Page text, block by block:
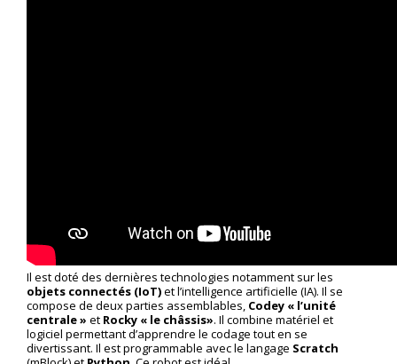
Il est doté des dernières technologies notamment sur les
objets connectés (IoT)et l’intelligence artificielle (IA). Il se
compose de deux parties assemblables, Codey « l’unité
centrale » et Rocky « le châssis». Il combine matériel et
logiciel permettant d’apprendre le codage tout en se
divertissant. Il est programmable avec le langage Scratch